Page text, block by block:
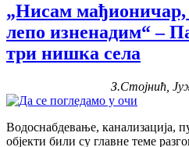
„Нисам
лепо изненадим“ –
три нишка села
З.Стојнић,
Водоснабдевање, канализација,
објекти били су главне теме